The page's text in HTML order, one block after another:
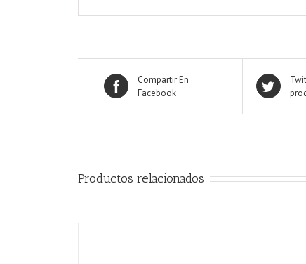
Compartir En
Facebook
Productos relacionados